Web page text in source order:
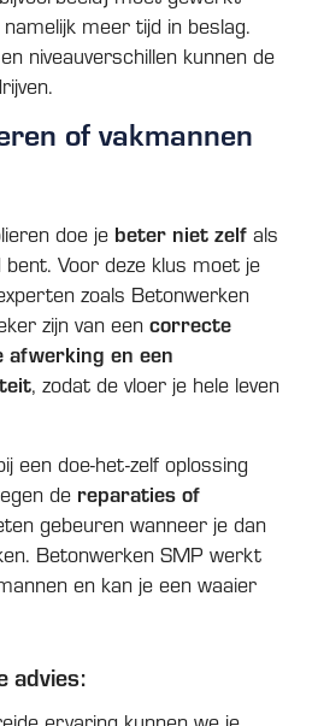
meer tijd in beslag.
niveauverschillen kunnen de
of vakmannen
doe je beter niet zelf als
Voor deze klus moet je
zoals Betonwerken
zijn van een correcte
afwerking en een
, zodat de vloer je hele leven
een doe-het-zelf oplossing
de reparaties of
gebeuren wanneer je dan
Betonwerken SMP werkt
en kan je een waaier
advies:
ervaring kunnen we je